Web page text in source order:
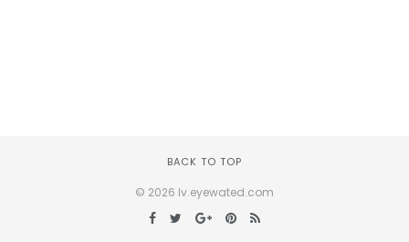
BACK TO TOP
© 2026 lv.eyewated.com